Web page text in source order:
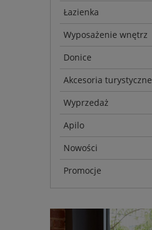
Łazienka
Wyposażenie wnętrz
Donice
Akcesoria turystyczne
Wyprzedaż
Apilo
Nowości
Promocje